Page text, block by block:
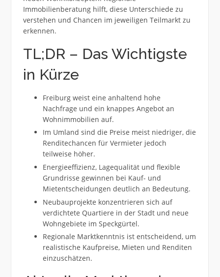
Immobilienberatung hilft, diese Unterschiede zu
verstehen und Chancen im jeweiligen Teilmarkt zu
erkennen.
TL;DR – Das Wichtigste
in Kürze
Freiburg weist eine anhaltend hohe
Nachfrage und ein knappes Angebot an
Wohnimmobilien auf.
Im Umland sind die Preise meist niedriger, die
Renditechancen für Vermieter jedoch
teilweise höher.
Energieeffizienz, Lagequalität und flexible
Grundrisse gewinnen bei Kauf- und
Mietentscheidungen deutlich an Bedeutung.
Neubauprojekte konzentrieren sich auf
verdichtete Quartiere in der Stadt und neue
Wohngebiete im Speckgürtel.
Regionale Marktkenntnis ist entscheidend, um
realistische Kaufpreise, Mieten und Renditen
einzuschätzen.